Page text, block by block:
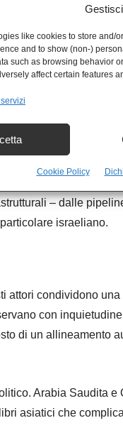
like cookies to store and/
and to show (non-)
such as browsing behavior
affect certain features
Cookie Policy
luoghi sacri
uno degli
storico di
di controllarne
intrappolato in
– dalle
israeliano.
attori condividono
con
di un allineamento
Arabia Saudita e
asiatici che